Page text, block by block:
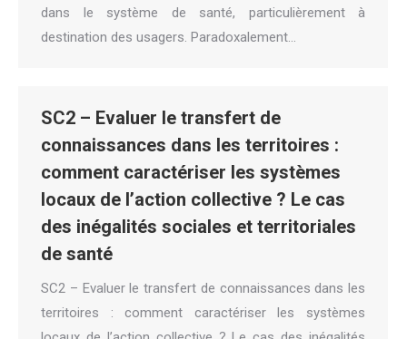
dans le système de santé, particulièrement à
destination des usagers. Paradoxalement…
SC2 – Evaluer le transfert de
connaissances dans les territoires :
comment caractériser les systèmes
locaux de l’action collective ? Le cas
des inégalités sociales et territoriales
de santé
SC2 – Evaluer le transfert de connaissances dans les
territoires : comment caractériser les systèmes